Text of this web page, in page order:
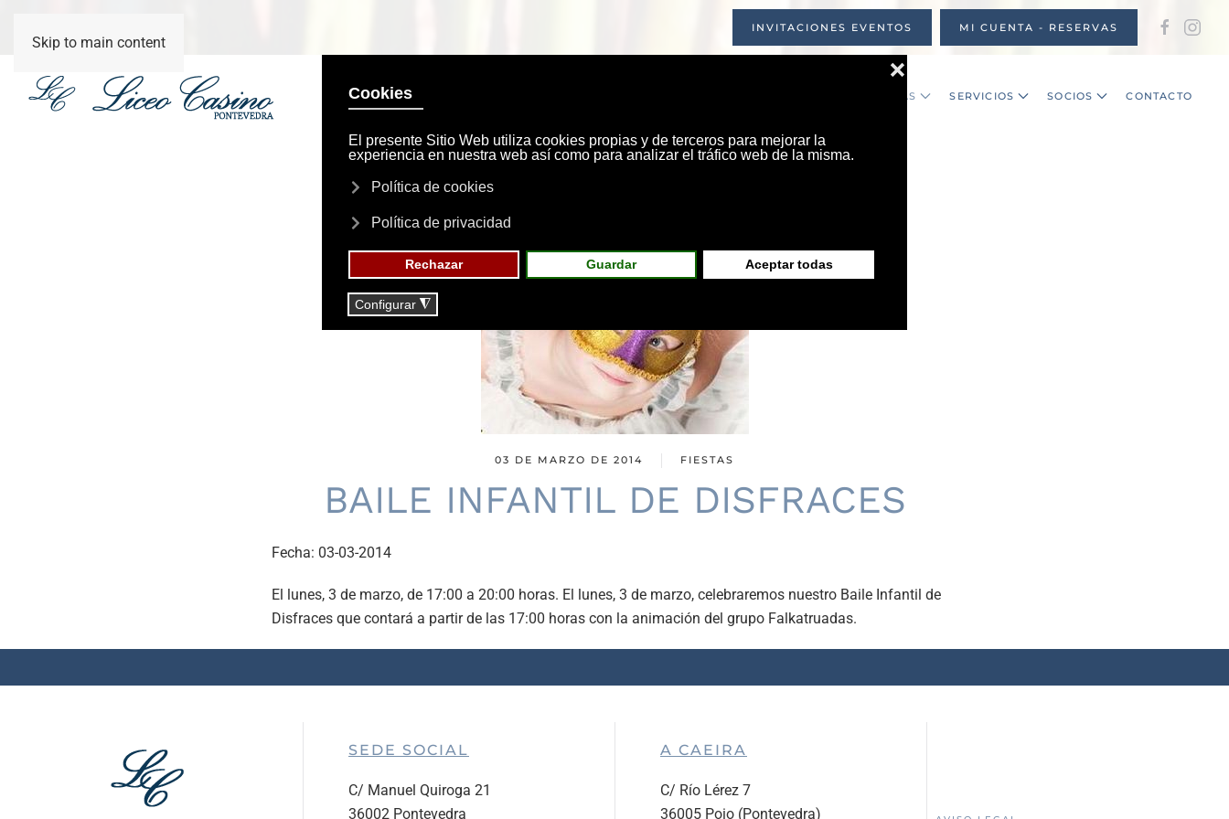
Skip to main content
INVITACIONES EVENTOS MI CUENTA - RESERVAS
NOTICIAS SERVICIOS SOCIOS CONTACTO
03 DE MARZO DE 2014 FIESTAS
BAILE INFANTIL DE DISFRACES
Fecha: 03-03-2014
El lunes, 3 de marzo, de 17:00 a 20:00 horas. El lunes, 3 de marzo, celebraremos nuestro Baile Infantil de
Disfraces que contará a partir de las 17:00 horas con la animación del grupo Falkatruadas.
SEDE SOCIAL
C/ Manuel Quiroga 21
36002 Pontevedra
A CAEIRA
C/ Río Lérez 7
36005 Poio (Pontevedra)